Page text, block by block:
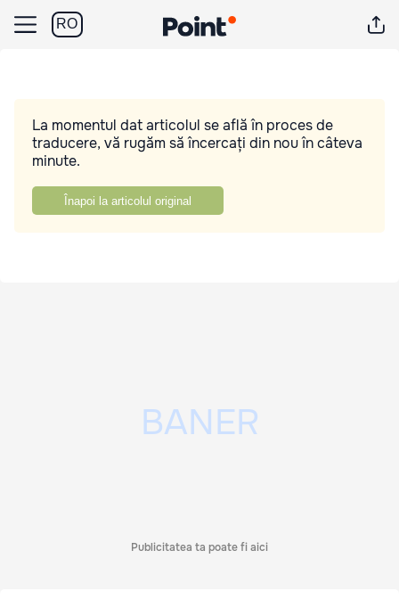
RO
La momentul dat articolul se află în proces de
traducere, vă rugăm să încercați din nou în câteva
minute.
Înapoi la articolul original
Publicitatea ta poate fi aici